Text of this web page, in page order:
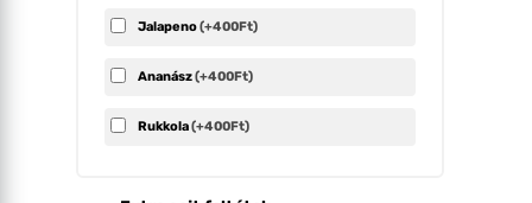
Jalapeno(+400Ft)
Ananász(+400Ft)
Rukkola(+400Ft)